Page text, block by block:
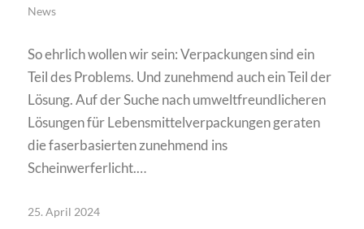
News
So ehrlich wollen wir sein: Verpackungen sind ein
Teil des Problems. Und zunehmend auch ein Teil der
Lösung. Auf der Suche nach umweltfreundlicheren
Lösungen für Lebensmittelverpackungen geraten
die faserbasierten zunehmend ins
Scheinwerferlicht.…
25. April 2024